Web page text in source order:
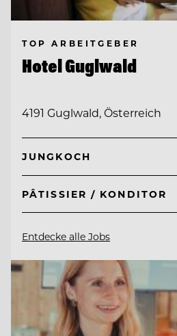
TOP ARBEITGEBER
Hotel Guglwald
4191 Guglwald, Österreich
JUNGKOCH
PÂTISSIER / KONDITOR
Entdecke alle Jobs